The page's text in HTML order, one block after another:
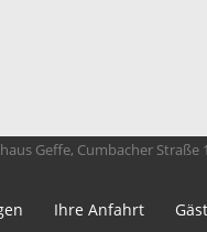
Geffe, Cumbacher Straße
Ihre Anfahrt